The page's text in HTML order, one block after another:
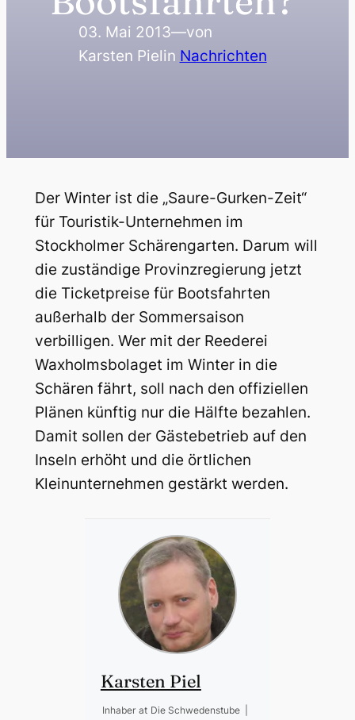
03. Mai 2013—von
Karsten Pielin Nachrichten
Der Winter ist die „Saure-Gurken-Zeit“
für Touristik-Unternehmen im
Stockholmer Schärengarten. Darum will
die zuständige Provinzregierung jetzt
die Ticketpreise für Bootsfahrten
außerhalb der Sommersaison
verbilligen. Wer mit der Reederei
Waxholmsbolaget im Winter in die
Schären fährt, soll nach den offiziellen
Plänen künftig nur die Hälfte bezahlen.
Damit sollen der Gästebetrieb auf den
Inseln erhöht und die örtlichen
Kleinunternehmen gestärkt werden.
Karsten Piel
Inhaber at Die Schwedenstube